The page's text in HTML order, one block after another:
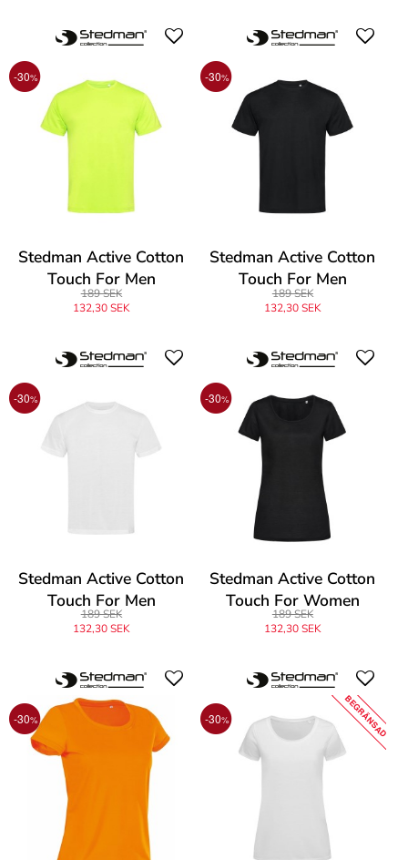
-30%
Stedman Active Cotton
Touch For Men
189 SEK
132,30 SEK
-30%
Stedman Active Cotton
Touch For Men
189 SEK
132,30 SEK
-30%
Stedman Active Cotton
Touch For Men
189 SEK
132,30 SEK
-30%
Stedman Active Cotton
Touch For Women
189 SEK
132,30 SEK
-30% -30% BEGRÄNSAD